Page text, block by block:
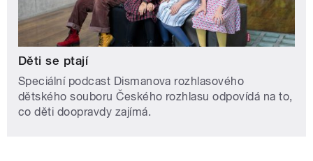
Děti se ptají
Speciální podcast Dismanova rozhlasového
dětského souboru Českého rozhlasu odpovídá na to,
co děti doopravdy zajímá.